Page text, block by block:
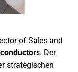
of Sales and
. Der
strategischen